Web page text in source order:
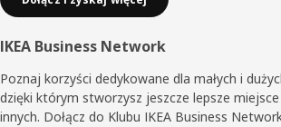
IKEA Business Network
Poznaj korzyści dedykowane dla małych i
dzięki którym stworzysz jeszcze lepsze
innych. Dołącz do Klubu IKEA Business